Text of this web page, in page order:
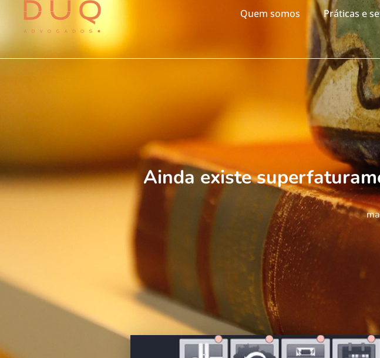
Quem somos Práticas e
Ainda existe